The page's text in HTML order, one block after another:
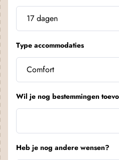
Type accommodaties
Wil je nog bestemmingen
Heb je nog andere wensen?